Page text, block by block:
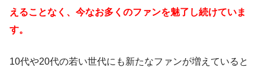
えることなく、今なお多くのファンを魅了し続けていま
す。
10代や20代の若い世代にも新たなファンが増えていると